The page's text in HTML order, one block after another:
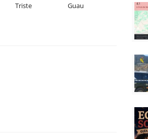
Triste Guau